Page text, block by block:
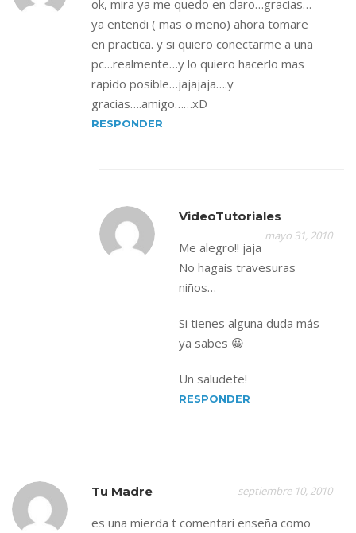
ok, mira ya me quedo en claro…gracias…
ya entendi ( mas o meno) ahora tomare
en practica. y si quiero conectarme a una
pc…realmente…y lo quiero hacerlo mas
rapido posible…jajajaja….y
gracias….amigo……xD
RESPONDER
VideoTutoriales
mayo 31, 2010
Me alegro!! jaja
No hagais travesuras
niños…
Si tienes alguna duda más
ya sabes 😀
Un saludete!
RESPONDER
Tu Madre septiembre 10, 2010
es una mierda t comentari enseña como